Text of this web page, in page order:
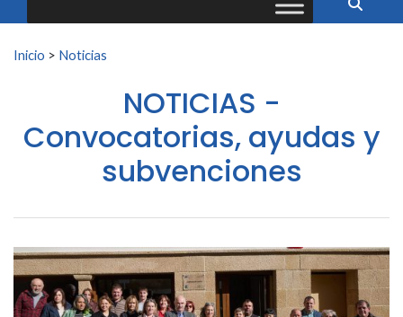
Buscar:
Inicio > Noticias
NOTICIAS -
Convocatorias, ayudas y
subvenciones